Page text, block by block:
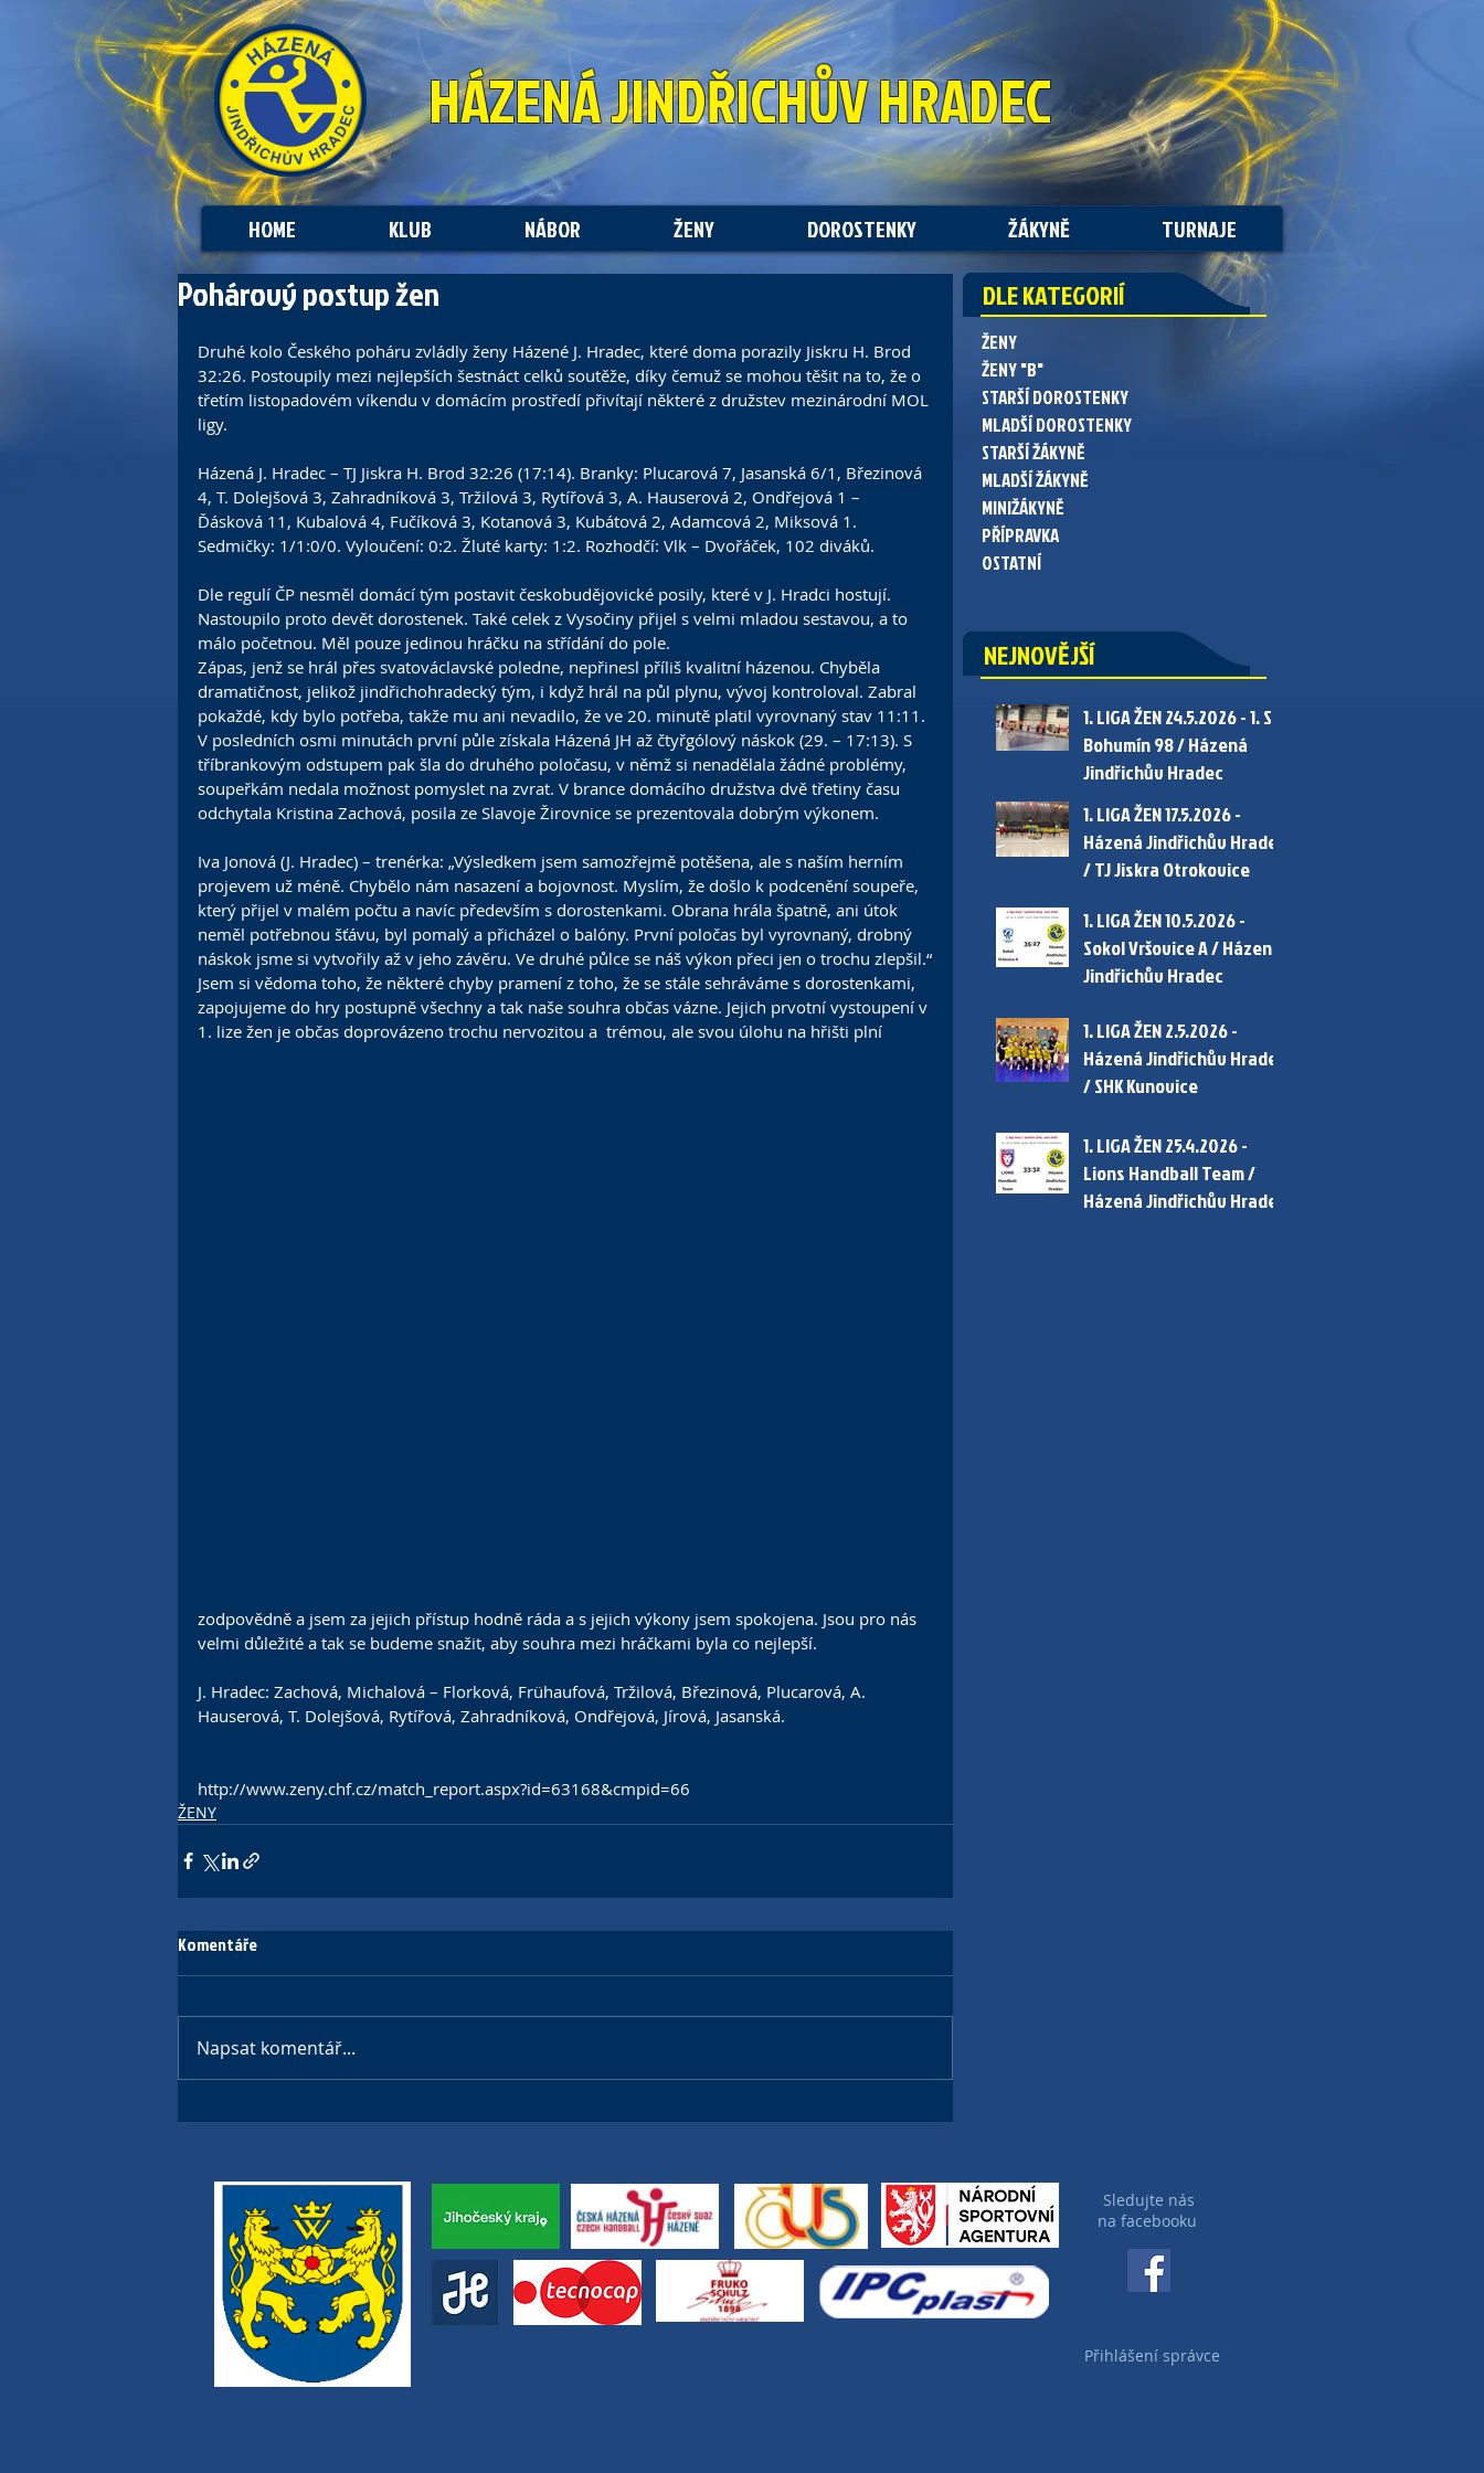
HÁZENÁJINDŘICHŮV HRADEC
HOME KLUB NÁBOR ŽENY DOROSTENKY ŽÁKYNĚ TURNAJE
Pohárový postup žen
Druhé kolo Českého poháru zvládly ženy Házené J. Hradec, které doma porazily Jiskru H. Brod
32:26. Postoupily mezi nejlepších šestnáct celků soutěže, díky čemuž se mohou těšit na to, že o
třetím listopadovém víkendu v domácím prostředí přivítají některé z družstev mezinárodní MOL
ligy.
Házená J. Hradec – TJ Jiskra H. Brod 32:26 (17:14). Branky: Plucarová 7, Jasanská 6/1, Březinová
4, T. Dolejšová 3, Zahradníková 3, Tržilová 3, Rytířová 3, A. Hauserová 2, Ondřejová 1 –
Ďásková 11, Kubalová 4, Fučíková 3, Kotanová 3, Kubátová 2, Adamcová 2, Miksová 1.
Sedmičky: 1/1:0/0. Vyloučení: 0:2. Žluté karty: 1:2. Rozhodčí: Vlk – Dvořáček, 102 diváků.
Dle regulí ČP nesměl domácí tým postavit českobudějovické posily, které v J. Hradci hostují.
Nastoupilo proto devět dorostenek. Také celek z Vysočiny přijel s velmi mladou sestavou, a to
málo početnou. Měl pouze jedinou hráčku na střídání do pole.
Zápas, jenž se hrál přes svatováclavské poledne, nepřinesl příliš kvalitní házenou. Chyběla
dramatičnost, jelikož jindřichohradecký tým, i když hrál na půl plynu, vývoj kontroloval. Zabral
pokaždé, kdy bylo potřeba, takže mu ani nevadilo, že ve 20. minutě platil vyrovnaný stav 11:11.
V posledních osmi minutách první půle získala Házená JH až čtyřgólový náskok (29. – 17:13). S
tříbrankovým odstupem pak šla do druhého poločasu, v němž si nenadělala žádné problémy,
soupeřkám nedala možnost pomyslet na zvrat. V brance domácího družstva dvě třetiny času
odchytala Kristina Zachová, posila ze Slavoje Žirovnice se prezentovala dobrým výkonem.
Iva Jonová (J. Hradec) – trenérka: „Výsledkem jsem samozřejmě potěšena, ale s naším herním
projevem už méně. Chybělo nám nasazení a bojovnost. Myslím, že došlo k podcenění soupeře,
který přijel v malém počtu a navíc především s dorostenkami. Obrana hrála špatně, ani útok
neměl potřebnou šťávu, byl pomalý a přicházel o balóny. První poločas byl vyrovnaný, drobný
náskok jsme si vytvořily až v jeho závěru. Ve druhé půlce se náš výkon přeci jen o trochu zlepšil.“
Jsem si vědoma toho, že některé chyby pramení z toho, že se stále sehráváme s dorostenkami,
zapojujeme do hry postupně všechny a tak naše souhra občas vázne. Jejich prvotní vystoupení v
1. lize žen je občas doprovázeno trochu nervozitou a  trémou, ale svou úlohu na hřišti plní
zodpovědně a jsem za jejich přístup hodně ráda a s jejich výkony jsem spokojena. Jsou pro nás
velmi důležité a tak se budeme snažit, aby souhra mezi hráčkami byla co nejlepší.
J. Hradec: Zachová, Michalová – Florková, Frühaufová, Tržilová, Březinová, Plucarová, A.
Hauserová, T. Dolejšová, Rytířová, Zahradníková, Ondřejová, Jírová, Jasanská.
http://www.zeny.chf.cz/match_report.aspx?id=63168&cmpid=66
ŽENY
Komentáře
Napsat komentář...
ŽENY
ŽENY "B"
STARŠÍ DOROSTENKY
MLADŠÍ DOROSTENKY
STARŠÍ ŽÁKYNĚ
MLADŠÍ ŽÁKYNĚ
MINIŽÁKYNĚ
PŘÍPRAVKA
OSTATNÍ
DLE KATEGORIÍ
1. LIGA ŽEN 24.5.2026 - 1. SC
Bohumín 98 / Házená
Jindřichův Hradec
1. LIGA ŽEN 17.5.2026 -
Házená Jindřichův Hradec
/ TJ Jiskra Otrokovice
1. LIGA ŽEN 10.5.2026 -
Sokol Vršovice A / Házená
Jindřichův Hradec
1. LIGA ŽEN 2.5.2026 -
Házená Jindřichův Hradec
/ SHK Kunovice
1. LIGA ŽEN 25.4.2026 -
Lions Handball Team /
Házená Jindřichův Hradec
NEJNOVĚJŠÍ
Sledujte nás
na facebooku
Přihlášení správce